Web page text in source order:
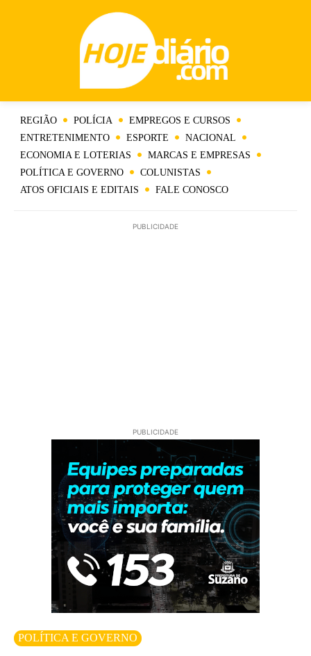
REGIÃO POLÍCIA
EMPREGOS E CURSOS
ENTRETENIMENTO
ESPORTE
NACIONAL
ECONOMIA E LOTERIAS
MARCAS E EMPRESAS
POLÍTICA E GOVERNO
COLUNISTAS
ATOS OFICIAIS E EDITAIS
FALE CONOSCO
PUBLICIDADE
PUBLICIDADE
POLÍTICA E GOVERNO